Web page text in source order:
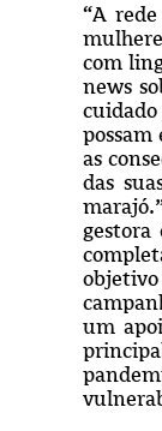
“A
com
news
as
das
gestora
um